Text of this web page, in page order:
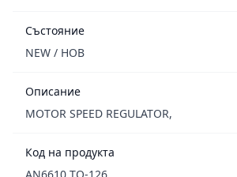
Състояние
NEW / НОВ
Описание
MOTOR SPEED REGULATOR,
Код на продукта